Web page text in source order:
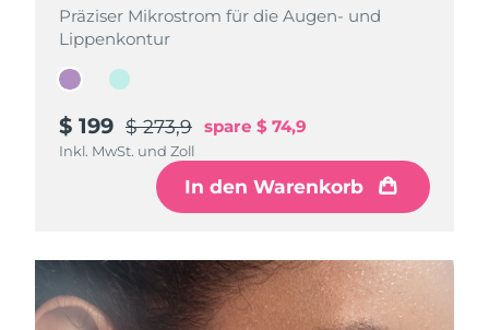
Präziser Mikrostrom für die Augen- und
Lippenkontur
$ 199 $ 273,9 spare $ 74,9
Inkl. MwSt. und Zoll
In den Warenkorb
Präziser Mikrostrom für die Augen- und
Lippenkontur
$ 199 $ 273,9 spare $ 74,9
Inkl. MwSt. und Zoll
In den Warenkorb